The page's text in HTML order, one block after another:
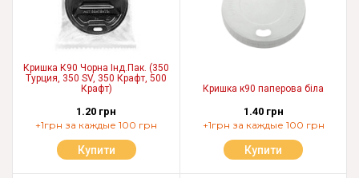
Кришка К90 Чорна Інд.Пак. (350
Турция, 350 SV, 350 Крафт, 500
Крафт)
1.20 грн
+1грн за каждые 100 грн
Купити
Кришка к90 паперова біла
1.40 грн
+1грн за каждые 100 грн
Купити